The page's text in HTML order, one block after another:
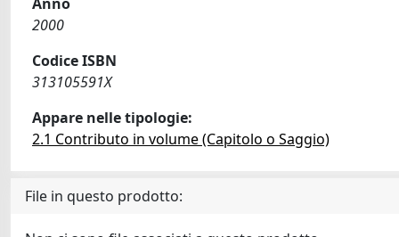
2000
Codice ISBN
313105591X
Appare nelle tipologie:
2.1 Contributo in volume (Capitolo o Saggio)
File in questo prodotto: